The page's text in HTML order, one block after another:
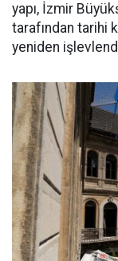
yapı, İzmir
tarafından tarihi
yeniden